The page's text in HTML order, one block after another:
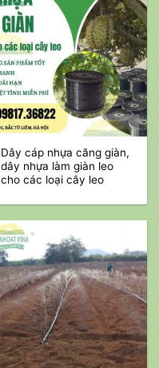
Dây cáp nhựa căng giàn,
dây nhựa làm giàn leo
cho các loại cây leo